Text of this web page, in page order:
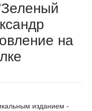
на
изданием -